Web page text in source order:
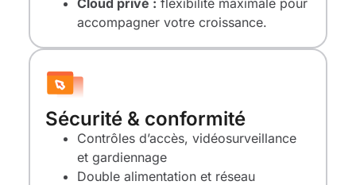
Cloud privé : flexibilité maximale pour
accompagner votre croissance.
Sécurité & conformité
Contrôles d’accès, vidéosurveillance
et gardiennage
Double alimentation et réseau